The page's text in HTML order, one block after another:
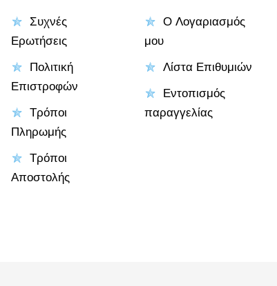
Συχνές
Ερωτήσεις
Πολιτική
Επιστροφών
Τρόποι
Πληρωμής
Τρόποι
Αποστολής
Ο Λογαριασμός
μου
Λίστα Επιθυμιών
Εντοπισμός
παραγγελίας